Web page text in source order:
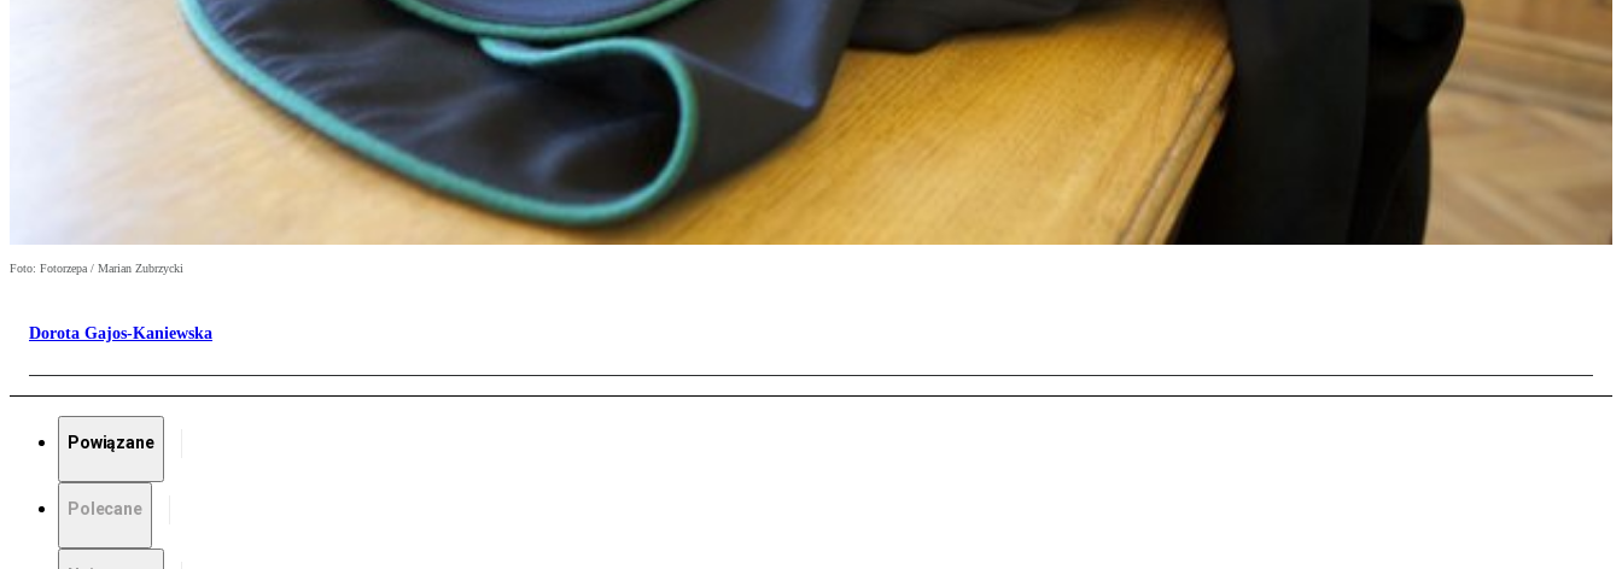
Foto: Fotorzepa / Marian Zubrzycki
Dorota Gajos-Kaniewska
Powiązane
Polecane